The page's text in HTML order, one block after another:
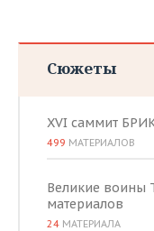
Сюжеты
XVI саммит
499 МАТЕРИАЛОВ
Великие воины
материалов
24 МАТЕРИАЛА